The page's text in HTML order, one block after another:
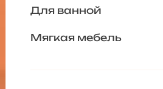
Для ванной
Мягкая мебель